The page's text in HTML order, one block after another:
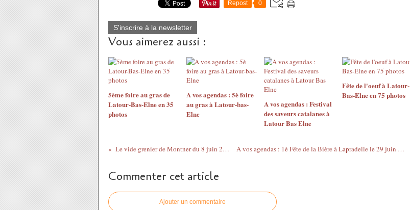
Repost 0
S'inscrire à la newsletter
Vous aimerez aussi :
5ème foire au gras de
Latour-Bas-Elne en 35
photos
A vos agendas : 5è foire
au gras à Latour-bas-
Elne
A vos agendas : Festival
des saveurs catalanes à
Latour Bas Elne
Fête de l'oeuf à Latour-
Bas-Elne en 75 photos
Le vide grenier de Montner du 8 juin 2025 A vos agendas : 1è Fête de la Bière à Lapradelle le 29 juin 2025
Commenter cet article
Ajouter un commentaire